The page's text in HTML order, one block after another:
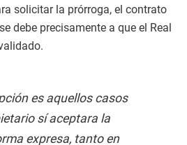
solicitar la prórroga, el contrato
debe precisamente a que el Real
es aquellos casos
sí aceptara la
expresa, tanto en